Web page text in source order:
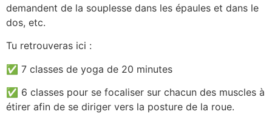
demandent de la souplesse dans les épaules et dans le
dos, etc.
Tu retrouveras ici :
✅ 7 classes de yoga de 20 minutes
✅ 6 classes pour se focaliser sur chacun des muscles à
étirer afin de se diriger vers la posture de la roue.